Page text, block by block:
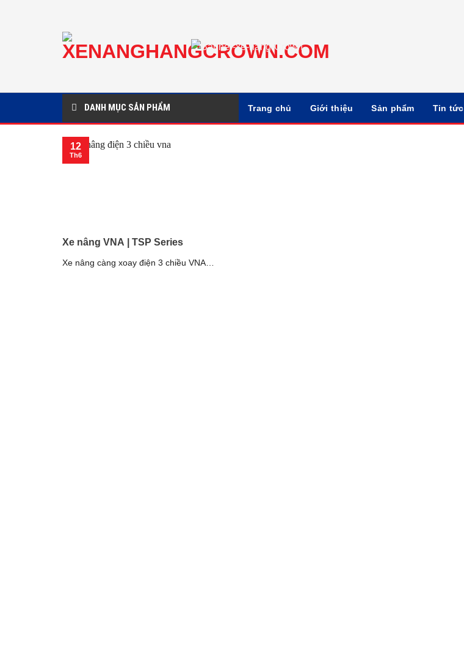
DANH MỤC SẢN PHẨM Trang chủ Giới thiệu Sản phẩm Tin tức
Xe nâng VNA | TSP Series
Xe nâng càng xoay điện 3 chiều VNA
12
Th6